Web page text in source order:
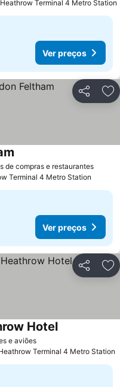
Terminal 4 Metro Station
Ver preços
Partilhar
de compras e restaurantesVer
Terminal 4 Metro Station
Ver preços
Partilhar
e aviõesVer preços
HotelVer preços
Terminal 4 Metro Station